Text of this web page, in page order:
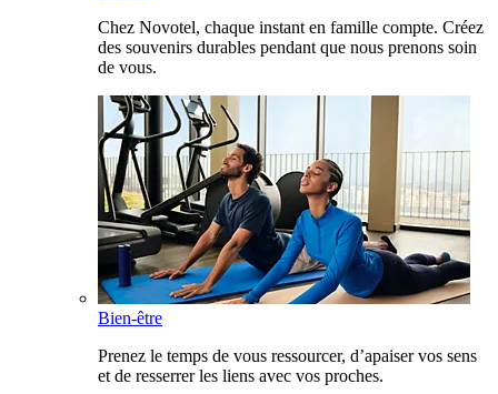
Chez Novotel, chaque instant en famille compte. Créez
des souvenirs durables pendant que nous prenons soin
de vous.
Bien-être
Prenez le temps de vous ressourcer, d’apaiser vos sens
et de resserrer les liens avec vos proches.